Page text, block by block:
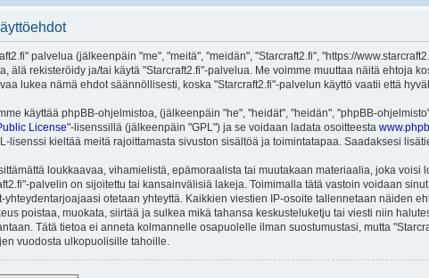
palvelua (jälkeenpäin "me", "meitä", "meidän", "Starcraft2.fi", "https://
älä rekisteröidy ja/tai käytä "Starcraft2.fi"-palvelua. Me voimme muuttaa näitä ehtoja
lukea nämä ehdot säännöllisesti, koska "Starcraft2.fi"-palvelun käyttö vaatii että
käyttää phpBB-ohjelmistoa, (jälkeenpäin "he", "heidät", "heidän", "phpBB-
License"-lisenssillä (jälkeenpäin "GPL") ja se voidaan ladata osoitteesta
lisenssi kieltää meitä rajoittamasta sivuston sisältöä ja toimintatapaa. Saadaksesi
loukkaavaa, vihamielistä, epämoraalista tai muutakaan materiaalia, joka
palvelin on sijoitettu tai kansainvälisiä lakeja. Toimimalla tätä vastoin voidaan
yhteydentarjoajaasi otetaan yhteyttä. Kaikkien viestien IP-osoite tallennetaan näiden
poistaa, muokata, siirtää ja sulkea mikä tahansa keskusteluketju tai viesti niin
Tätä tietoa ei anneta kolmannelle osapuolelle ilman suostumustasi, mutta
vuodosta ulkopuolisille tahoille.